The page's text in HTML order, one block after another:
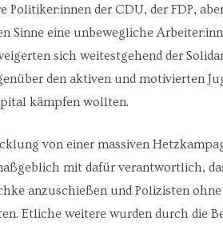
Politiker:innen der CDU, der FDP,
Sinne eine unbewegliche
sich weitestgehend der
den aktiven und motivierten
kämpfen wollten.
von einer massiven
mit dafür verantwortlich,
anzuschießen und Polizisten
Etliche weitere wurden durch die